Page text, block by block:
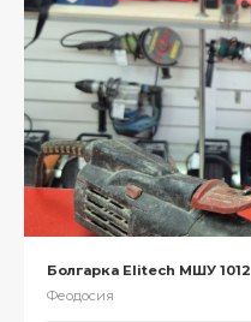
Болгарка Elitech МШУ 1012
Феодосия